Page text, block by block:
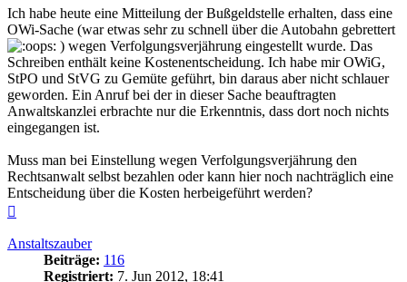
Ich habe heute eine Mitteilung der Bußgeldstelle erhalten, dass eine
OWi-Sache (war etwas sehr zu schnell über die Autobahn gebrettert
) wegen Verfolgungsverjährung eingestellt wurde. Das
Schreiben enthält keine Kostenentscheidung. Ich habe mir OWiG,
StPO und StVG zu Gemüte geführt, bin daraus aber nicht schlauer
geworden. Ein Anruf bei der in dieser Sache beauftragten
Anwaltskanzlei erbrachte nur die Erkenntnis, dass dort noch nichts
eingegangen ist.
Muss man bei Einstellung wegen Verfolgungsverjährung den
Rechtsanwalt selbst bezahlen oder kann hier noch nachträglich eine
Entscheidung über die Kosten herbeigeführt werden?
Anstaltszauber
Beiträge: 116
Registriert: 7. Jun 2012, 18:41